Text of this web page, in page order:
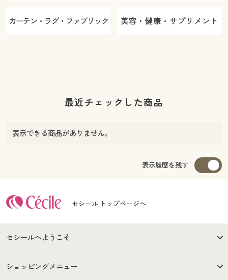
カーテン・ラグ・ファブリック 美容・健康・サプリメント
最近チェックした商品
表示できる商品がありません。
表示履歴を残す
セシール トップページへ
セシールへようこそ
はじめての方へ
ショッピングメニュー